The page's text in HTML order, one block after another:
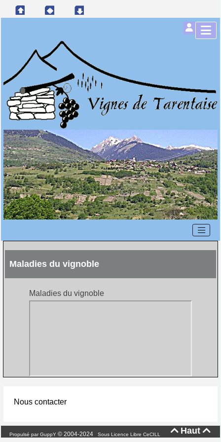
Maladies du vignoble
Maladies du vignoble
Nous contacter
Haut 
Propulsé par GuppY © 2004-2024 Sous Licence Libre CeCILL